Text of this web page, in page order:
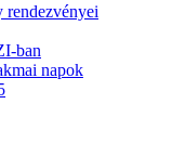
ban
napok